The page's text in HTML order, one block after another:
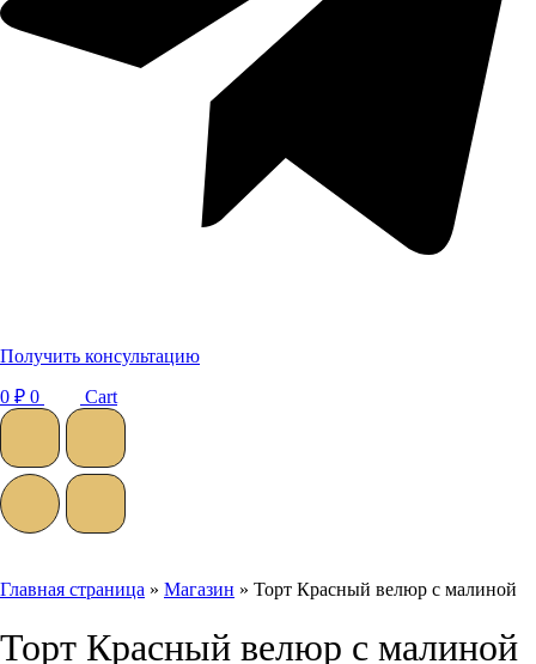
Получить консультацию
0 ₽ 0 Cart
Главная страница » Магазин » Торт Красный велюр с малиной
Торт Красный велюр с малиной